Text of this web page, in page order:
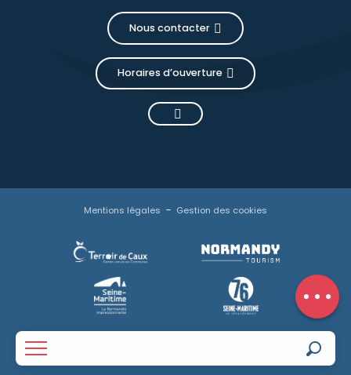
Avis
Nous contacter
Horaires d’ouverture
Mentions légales Gestion des cookies